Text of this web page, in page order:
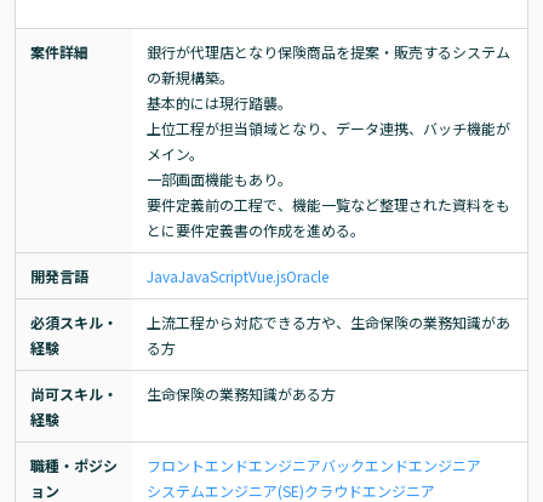
案件詳細
銀行が代理店となり保険商品を提案・販売するシステム
の新規構築。
基本的には現行踏襲。
上位工程が担当領域となり、データ連携、バッチ機能が
メイン。
一部画面機能もあり。
要件定義前の工程で、機能一覧など整理された資料をも
とに要件定義書の作成を進める。
開発言語 JavaJavaScriptVue.jsOracle
必須スキル・
経験
上流工程から対応できる方や、生命保険の業務知識があ
る方
尚可スキル・
経験
生命保険の業務知識がある方
職種・ポジシ
ョン
フロントエンドエンジニアバックエンドエンジニア
システムエンジニア(SE)クラウドエンジニア